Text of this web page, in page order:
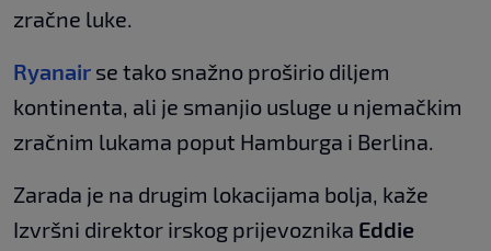
zračne luke.
Ryanair se tako snažno proširio diljem
kontinenta, ali je smanjio usluge u njemačkim
zračnim lukama poput Hamburga i Berlina.
Zarada je na drugim lokacijama bolja, kaže
Izvršni direktor irskog prijevoznika Eddie